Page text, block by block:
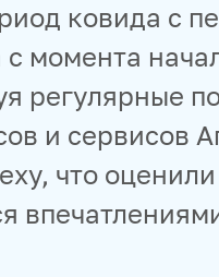
ковида с
момента
регулярные
и сервисов
что